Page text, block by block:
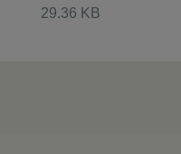
29.36 KB